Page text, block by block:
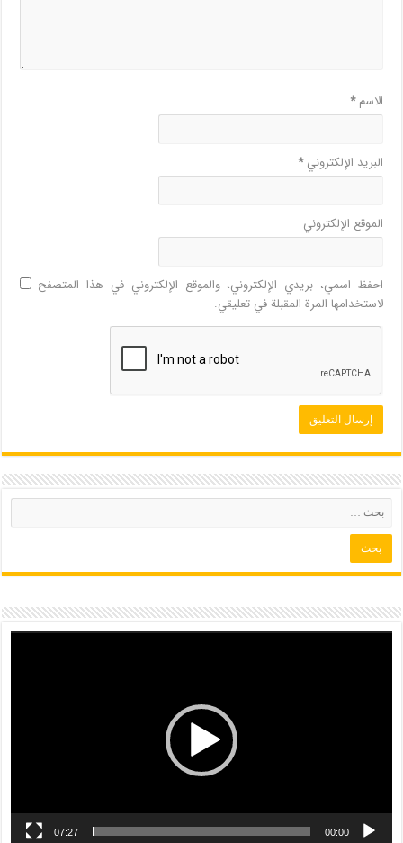
الاسم*
البريد الإلكتروني*
الموقع الإلكتروني
احفظ اسمي، بريدي الإلكتروني، والموقع الإلكتروني في هذا المتصفح
لاستخدامها المرة المقبلة في تعليقي.
00:00
07:27